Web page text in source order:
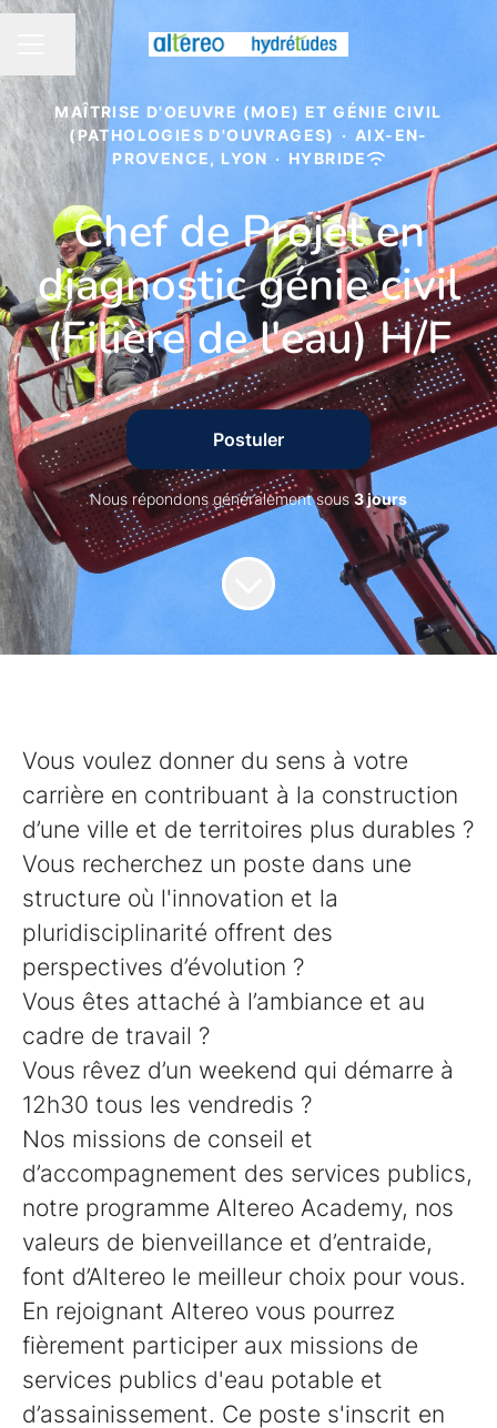
MENU CARRIÈRE
Partager la page
MAÎTRISE D'OEUVRE (MOE) ET GÉNIE CIVIL
(PATHOLOGIES D'OUVRAGES) · AIX-EN-
PROVENCE, LYON · HYBRIDE
Chef de Projet en
diagnostic génie civil
(Filière de l'eau) H/F
Postuler
Nous répondons généralement sous3 jours
Vous voulez donner du sens à votre
carrière en contribuant à la construction
d’une ville et de territoires plus durables ?
Vous recherchez un poste dans une
structure où l'innovation et la
pluridisciplinarité offrent des
perspectives d’évolution ?
Vous êtes attaché à l’ambiance et au
cadre de travail ?
Vous rêvez d’un weekend qui démarre à
12h30 tous les vendredis ?
Nos missions de conseil et
d’accompagnement des services publics,
notre programme Altereo Academy, nos
valeurs de bienveillance et d’entraide,
font d’Altereo le meilleur choix pour vous.
En rejoignant Altereo vous pourrez
fièrement participer aux missions de
services publics d'eau potable et
d’assainissement. Ce poste s'inscrit en